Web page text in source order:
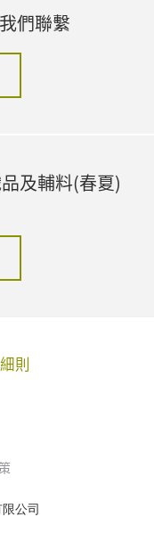
們聯繫
及輔料(春夏)
則
公司